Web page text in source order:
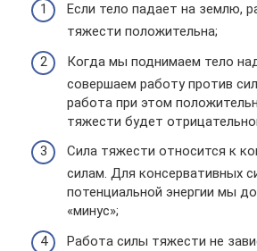
Если тело падает на землю,
тяжести положительна;
Когда мы поднимаем тело
совершаем работу против
работа при этом
тяжести будет
Сила тяжести относится к
силам. Для консервативных
потенциальной энергии мы
«минус»;
Работа силы тяжести не